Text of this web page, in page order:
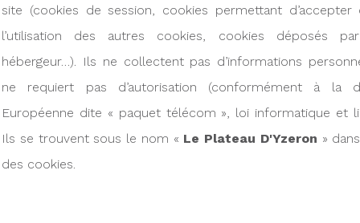
site (cookies de session, cookies permettant d’accepter
l’utilisation des autres cookies, cookies déposés
hébergeur…). Ils ne collectent pas d’informations
ne requiert pas d’autorisation (conformément à la
Européenne dite « paquet télécom », loi informatique et
Ils se trouvent sous le nom « Le Plateau D'Yzeron »
des cookies.